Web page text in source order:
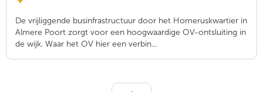
De vrijliggende businfrastructuur door het Homeruskwartier in
Almere Poort zorgt voor een hoogwaardige OV-ontsluiting in
de wijk. Waar het OV hier een verbin...